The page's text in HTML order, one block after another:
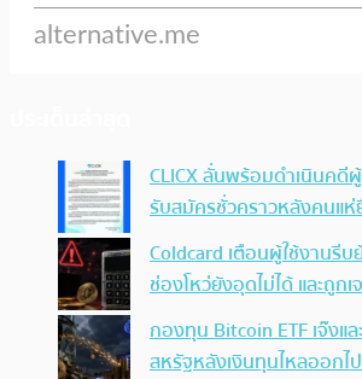
CLICX ลั่นพร้อมดำเนินค
รับสมัครชั่วคราวหลังคนแ
Coldcard เตือนผู้ใช้งานรี
ช่องโหว่ยังอุดไม่ได้ และถูกเ
กองทุน Bitcoin ETF เจ๊งแ
สหรัฐหลังเงินทุนไหลออกไ